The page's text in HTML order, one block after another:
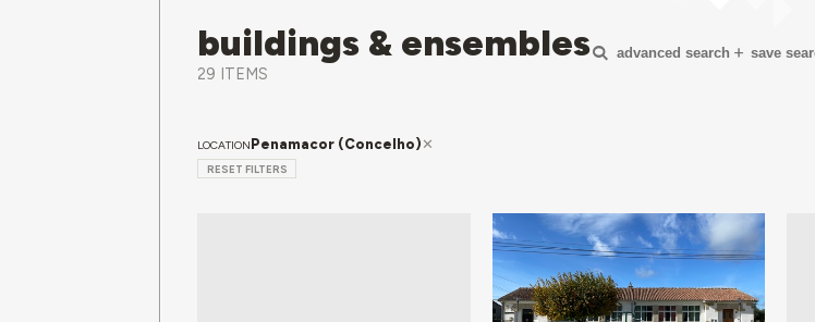
buildings & ensembles
29 ITEMS
advanced search save
LOCATION Penamacor (Concelho)
RESET FILTERS